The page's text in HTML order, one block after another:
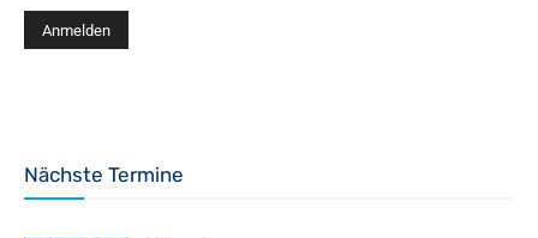
Nächste Termine